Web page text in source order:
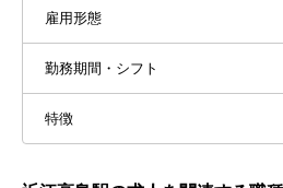
雇用形態
勤務期間・シフト
特徴